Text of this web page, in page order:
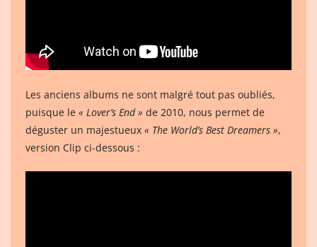
Les anciens albums ne sont malgré tout pas oubliés,
puisque le « Lover’s End » de 2010, nous permet de
déguster un majestueux « The World’s Best Dreamers »,
version Clip ci-dessous :